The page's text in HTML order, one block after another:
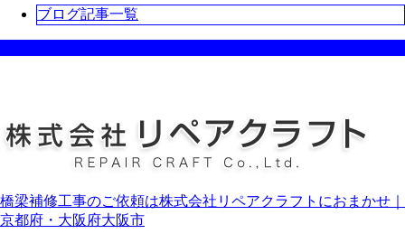
ブログ記事一覧
橋梁補修工事のご依頼は株式会社リペアクラフトにおまかせ｜
京都府・大阪府大阪市